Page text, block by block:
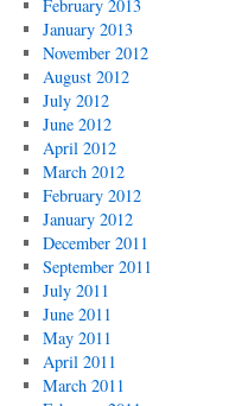
February 2013
January 2013
November 2012
August 2012
July 2012
June 2012
April 2012
March 2012
February 2012
January 2012
December 2011
September 2011
July 2011
June 2011
May 2011
April 2011
March 2011